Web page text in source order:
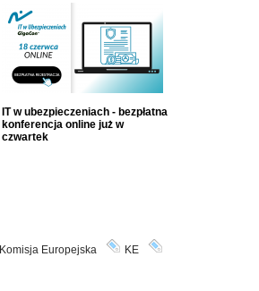
IT w ubezpieczeniach - bezpłatna
konferencja online już w
czwartek
Komisja Europejska
KE